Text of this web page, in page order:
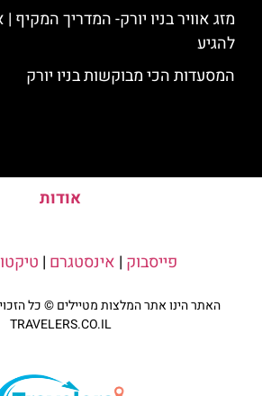
מזג אוויר בניו יורק- המדריך המקיף
להגיע
המסעדות הכי מבוקשות בניו יורק
אודות
פייסבוק | אינסטגרם |
האתר הינו אתר המלצות מטיילים © כל
TRAVELERS.CO.IL